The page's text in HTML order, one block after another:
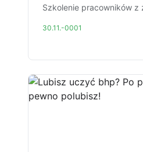
Szkolenie pracowników z
30.11.-0001